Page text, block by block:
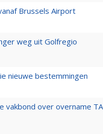
Brussels Airport
weg uit Golfregio
nieuwe bestemmingen
vakbond over overname